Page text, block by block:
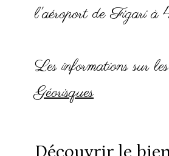
l'aéroport de Figari à
Les informations sur
Géorisques